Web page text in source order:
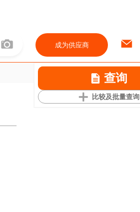
成为供应商
查询
比较及批量查询